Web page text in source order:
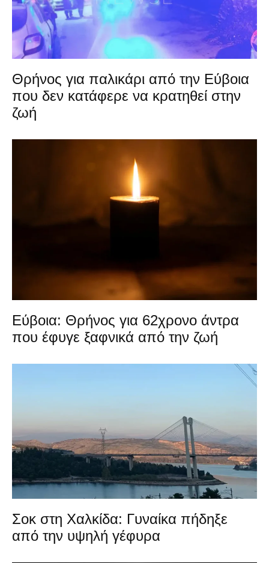
Θρήνος για παλικάρι από την Εύβοια
που δεν κατάφερε να κρατηθεί στην
ζωή
Εύβοια: Θρήνος για 62χρονο άντρα
που έφυγε ξαφνικά από την ζωή
Σοκ στη Χαλκίδα: Γυναίκα πήδηξε
από την υψηλή γέφυρα